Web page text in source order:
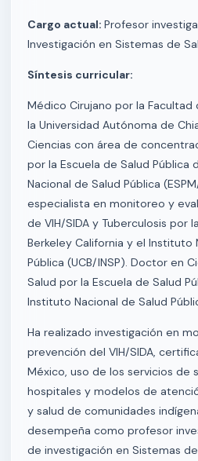
Cargo actual: Profesor
Investigación en Sistemas de
Síntesis curricular:
Médico Cirujano por la Facultad
la Universidad Autónoma de
Ciencias con área de
por la Escuela de Salud Pública
Nacional de Salud Pública
especialista en monitoreo y
de VIH/SIDA y Tuberculosis por
Berkeley California y el Instituto
Pública (UCB/INSP). Doctor en
Salud por la Escuela de Salud
Instituto Nacional de Salud
Ha realizado investigación en
prevención del VIH/SIDA,
México, uso de los servicios de
hospitales y modelos de
y salud de comunidades
desempeña como profesor
de investigación en Sistemas